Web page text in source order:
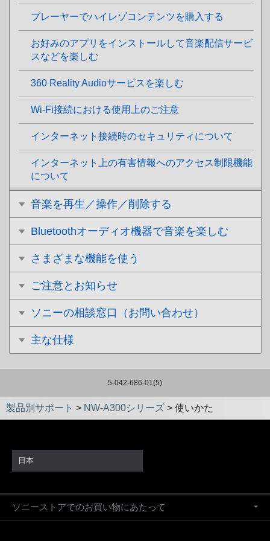
プレーヤーでハイレゾコンテンツを購入する
お好みのアプリをインストールして音楽配信サービ
スなどを楽しむ
360 Reality Audioサービスを楽しむ
Wi-Fi接続における使用上のご注意
インターネット接続時のセキュリティについて
インターネット上の有害情報へのアクセス制限機能
について
音楽を再生／操作／削除する
Bluetoothオーディオ機器で音楽を楽しむ
さまざまな機能を使う
ご注意とお知らせ
ソニーの相談窓口（お問い合わせ）
主な仕様
5-042-686-01(5)
製品別サポート > NW-A300シリーズ > 使いかた
日本
ソニーストアでのお買い物にあたって